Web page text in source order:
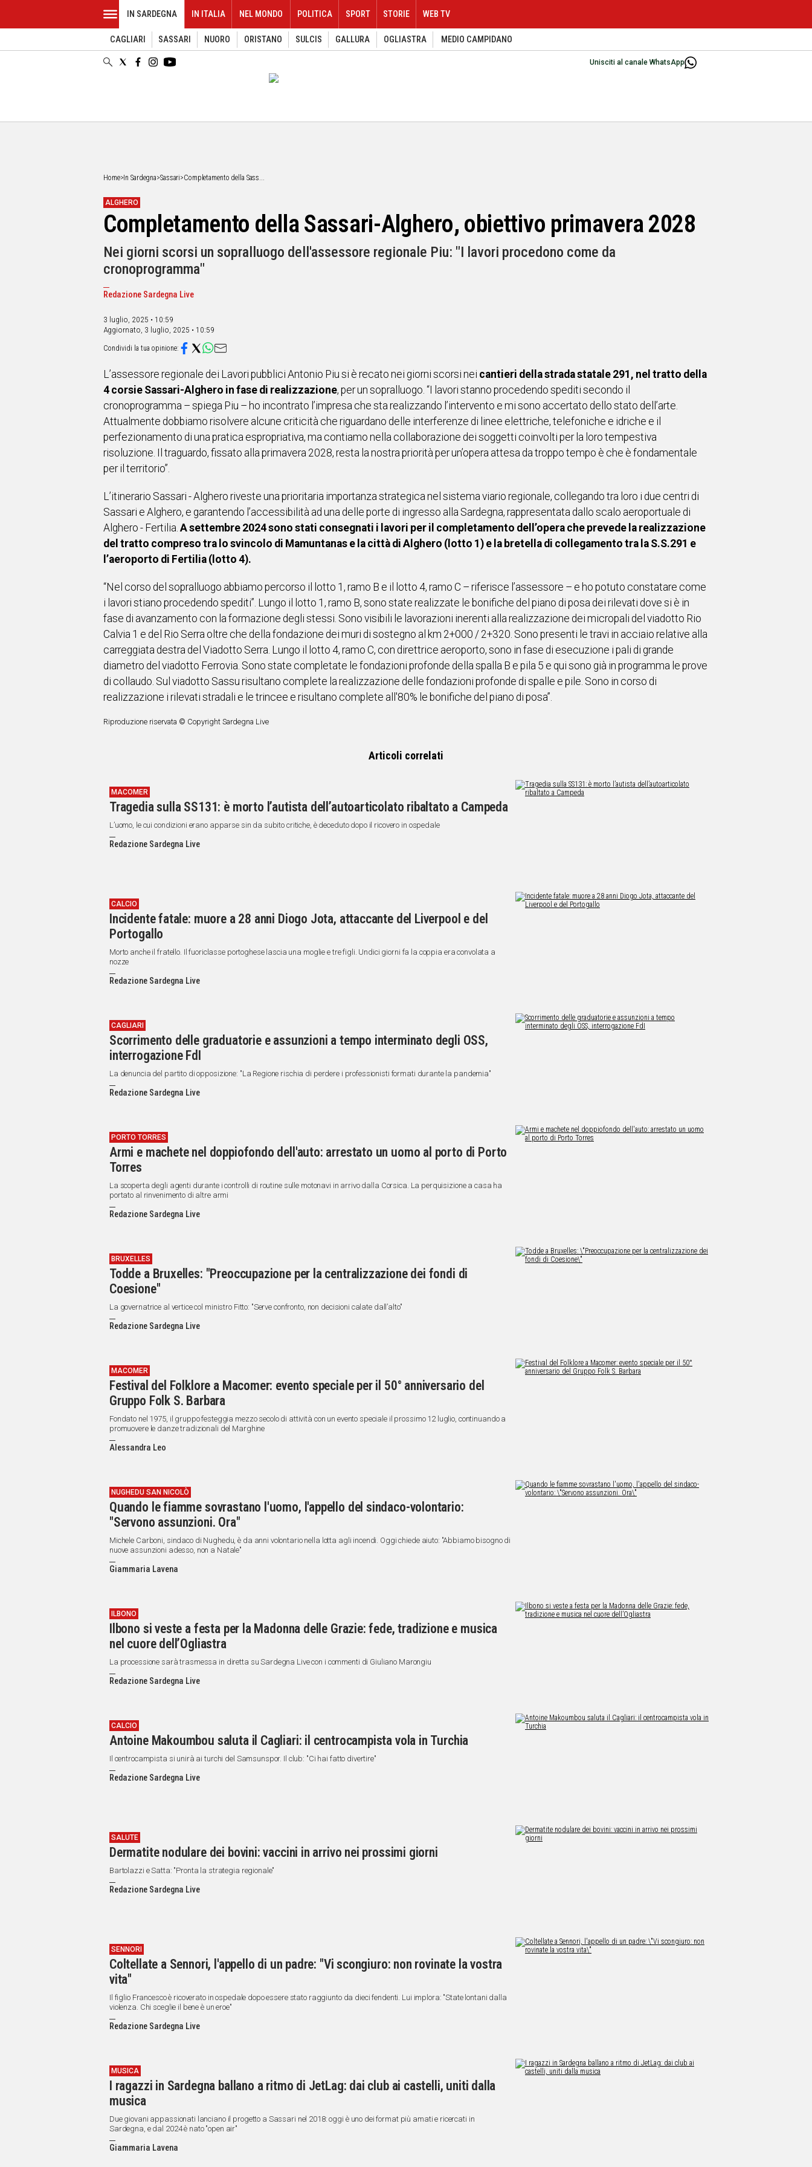
ORISTANO
Vai
Unisciti al canale WhatsApp
IN SARDEGNA
CAGLIARI SASSARI NUORO ORISTANO SULCIS GALLURA OGLIASTRA MEDIO CAMPIDANO
IN ITALIA NEL MONDO POLITICA SPORT STORIE WEB TV
EVENTI
Home> In Sardegna>Sassari>Completamento della Sass...
ALGHERO
Completamento della Sassari-Alghero, obiettivo primavera 2028
Nei giorni scorsi un sopralluogo dell'assessore regionale Piu: "I lavori procedono come da
cronoprogramma"
Redazione Sardegna Live
3 luglio, 2025 • 10:59
Aggiornato, 3 luglio, 2025 • 10:59
L’assessore regionale dei Lavori pubblici Antonio Piu si è recato nei giorni scorsi nei cantieri della strada statale 291, nel tratto della
4 corsie Sassari-Alghero in fase di realizzazione, per un sopralluogo. “I lavori stanno procedendo spediti secondo il
cronoprogramma – spiega Piu – ho incontrato l’impresa che sta realizzando l’intervento e mi sono accertato dello stato dell’arte.
Attualmente dobbiamo risolvere alcune criticità che riguardano delle interferenze di linee elettriche, telefoniche e idriche e il
perfezionamento di una pratica espropriativa, ma contiamo nella collaborazione dei soggetti coinvolti per la loro tempestiva
risoluzione. Il traguardo, fissato alla primavera 2028, resta la nostra priorità per un’opera attesa da troppo tempo è che è fondamentale
per il territorio”.
L’itinerario Sassari - Alghero riveste una prioritaria importanza strategica nel sistema viario regionale, collegando tra loro i due centri di
Sassari e Alghero, e garantendo l’accessibilità ad una delle porte di ingresso alla Sardegna, rappresentata dallo scalo aeroportuale di
Alghero - Fertilia. A settembre 2024 sono stati consegnati i lavori per il completamento dell’opera che prevede la realizzazione
del tratto compreso tra lo svincolo di Mamuntanas e la città di Alghero (lotto 1) e la bretella di collegamento tra la S.S.291 e
l’aeroporto di Fertilia (lotto 4).
“Nel corso del sopralluogo abbiamo percorso il lotto 1, ramo B e il lotto 4, ramo C – riferisce l’assessore – e ho potuto constatare come
i lavori stiano procedendo spediti”. Lungo il lotto 1, ramo B, sono state realizzate le bonifiche del piano di posa dei rilevati dove si è in
fase di avanzamento con la formazione degli stessi. Sono visibili le lavorazioni inerenti alla realizzazione dei micropali del viadotto Rio
Calvia 1 e del Rio Serra oltre che della fondazione dei muri di sostegno al km 2+000 / 2+320. Sono presenti le travi in acciaio relative alla
carreggiata destra del Viadotto Serra. Lungo il lotto 4, ramo C, con direttrice aeroporto, sono in fase di esecuzione i pali di grande
diametro del viadotto Ferrovia. Sono state completate le fondazioni profonde della spalla B e pila 5 e qui sono già in programma le prove
di collaudo. Sul viadotto Sassu risultano complete la realizzazione delle fondazioni profonde di spalle e pile. Sono in corso di
realizzazione i rilevati stradali e le trincee e risultano complete all'80% le bonifiche del piano di posa”.
Riproduzione riservata © Copyright Sardegna Live
Articoli correlati
MACOMER
Tragedia sulla SS131: è morto l’autista dell’autoarticolato ribaltato a Campeda
L’uomo, le cui condizioni erano apparse sin da subito critiche, è deceduto dopo il ricovero in ospedale
Redazione Sardegna Live
CALCIO
Incidente fatale: muore a 28 anni Diogo Jota, attaccante del Liverpool e del
Portogallo
Morto anche il fratello. Il fuoriclasse portoghese lascia una moglie e tre figli. Undici giorni fa la coppia era convolata a
nozze
Redazione Sardegna Live
CAGLIARI
Scorrimento delle graduatorie e assunzioni a tempo interminato degli OSS,
interrogazione FdI
La denuncia del partito di opposizione: "La Regione rischia di perdere i professionisti formati durante la pandemia"
Redazione Sardegna Live
PORTO TORRES
Armi e machete nel doppiofondo dell'auto: arrestato un uomo al porto di Porto
Torres
La scoperta degli agenti durante i controlli di routine sulle motonavi in arrivo dalla Corsica. La perquisizione a casa ha
portato al rinvenimento di altre armi
Redazione Sardegna Live
BRUXELLES
Todde a Bruxelles: "Preoccupazione per la centralizzazione dei fondi di
Coesione"
La governatrice al vertice col ministro Fitto: "Serve confronto, non decisioni calate dall’alto"
Redazione Sardegna Live
MACOMER
Festival del Folklore a Macomer: evento speciale per il 50° anniversario del
Gruppo Folk S. Barbara
Fondato nel 1975, il gruppo festeggia mezzo secolo di attività con un evento speciale il prossimo 12 luglio, continuando a
promuovere le danze tradizionali del Marghine
Alessandra Leo
NUGHEDU SAN NICOLÒ
Quando le fiamme sovrastano l'uomo, l'appello del sindaco-volontario:
"Servono assunzioni. Ora"
Michele Carboni, sindaco di Nughedu, è da anni volontario nella lotta agli incendi. Oggi chiede aiuto: "Abbiamo bisogno di
nuove assunzioni adesso, non a Natale"
Giammaria Lavena
ILBONO
Ilbono si veste a festa per la Madonna delle Grazie: fede, tradizione e musica
nel cuore dell’Ogliastra
La processione sarà trasmessa in diretta su Sardegna Live con i commenti di Giuliano Marongiu
Redazione Sardegna Live
CALCIO
Antoine Makoumbou saluta il Cagliari: il centrocampista vola in Turchia
Il centrocampista si unirà ai turchi del Samsunspor. Il club: "Ci hai fatto divertire"
Redazione Sardegna Live
SALUTE
Dermatite nodulare dei bovini: vaccini in arrivo nei prossimi giorni
Bartolazzi e Satta: "Pronta la strategia regionale"
Redazione Sardegna Live
SENNORI
Coltellate a Sennori, l'appello di un padre: "Vi scongiuro: non rovinate la vostra
vita"
Il figlio Francesco è ricoverato in ospedale dopo essere stato raggiunto da dieci fendenti. Lui implora: "State lontani dalla
violenza. Chi sceglie il bene è un eroe"
Redazione Sardegna Live
MUSICA
I ragazzi in Sardegna ballano a ritmo di JetLag: dai club ai castelli, uniti dalla
musica
Due giovani appassionati lanciano il progetto a Sassari nel 2018: oggi è uno dei format più amati e ricercati in
Sardegna, e dal 2024 è nato "open air"
Giammaria Lavena